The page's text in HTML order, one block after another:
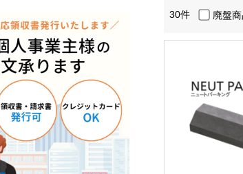
30件 廃盤